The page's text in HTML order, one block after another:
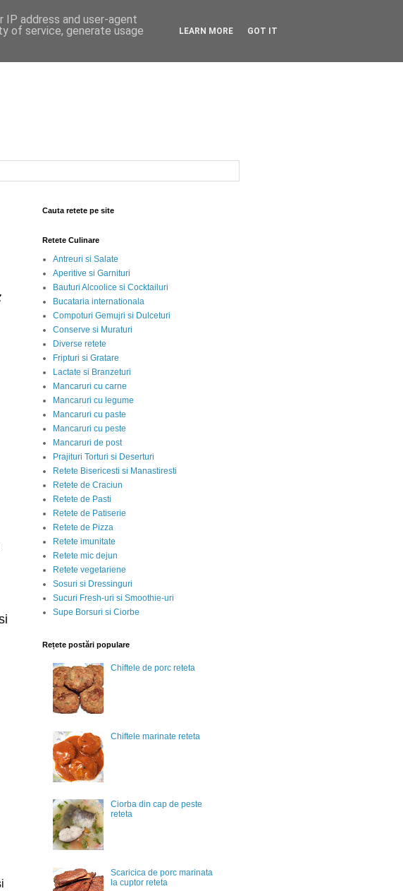
Cauta retete pe site
Retete Culinare
Antreuri si Salate
Aperitive si Garnituri
Bauturi Alcoolice si Cocktailuri
Bucataria internationala
Compoturi Gemujri si Dulceturi
Conserve si Muraturi
Diverse retete
Fripturi si Gratare
Lactate si Branzeturi
Mancaruri cu carne
Mancaruri cu legume
Mancaruri cu paste
Mancaruri cu peste
Mancaruri de post
Prajituri Torturi si Deserturi
Retete Bisericesti si Manastiresti
Retete de Craciun
Retete de Pasti
Retete de Patiserie
Retete de Pizza
Retete imunitate
Retete mic dejun
Retete vegetariene
Sosuri si Dressinguri
Sucuri Fresh-uri si Smoothie-uri
Supe Borsuri si Ciorbe
Rețete postări populare
Chiftele de porc reteta
Chiftele marinate reteta
Ciorba din cap de peste
reteta
Scaricica de porc marinata
la cuptor reteta
address and user-agent
of service, generate usage
LEARN MORE GOT IT